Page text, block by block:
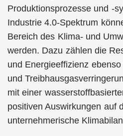
Produktionsprozesse und -
Industrie 4.0-Spektrum
Bereich des Klima- und
werden. Dazu zählen die
und Energieeffizienz
und
mit einer
positiven Auswirkungen auf
unternehmerische